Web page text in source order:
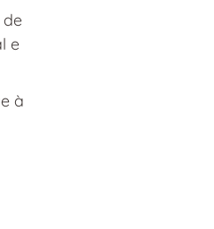
de
e
à